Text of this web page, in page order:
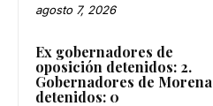
agosto 7, 2026
Ex gobernadores de
oposición detenidos: 2.
Gobernadores de Morena
detenidos: 0